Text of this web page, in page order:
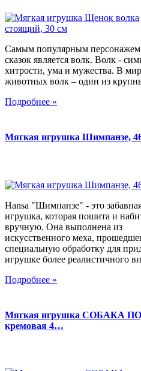
Самым популярным персонажем
сказок является волк. Волк -
хитрости, ума и мужества. В
животных волк – один из
Подробнее »
Мягкая игрушка Шимпанзе,
Hansa "Шимпанзе" - это
игрушка, которая пошита и
вручную. Она выполнена из
искусственного меха,
специальную обработку для
игрушке более реалистичного
Подробнее »
Мягкая игрушка СОБАКА
кремовая 4…